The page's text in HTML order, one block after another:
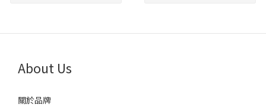
About Us
關於品牌